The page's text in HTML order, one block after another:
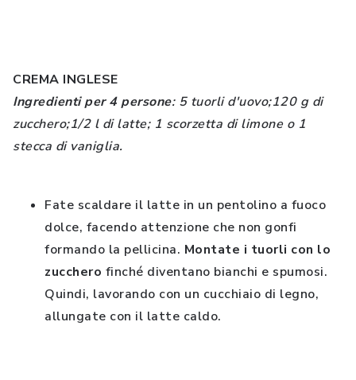
CREMA INGLESE
Ingredienti per 4 persone: 5 tuorli d'uovo;120 g di
zucchero;1/2 l di latte; 1 scorzetta di limone o 1
stecca di vaniglia.
Fate scaldare il latte in un pentolino a fuoco
dolce, facendo attenzione che non gonfi
formando la pellicina. Montate i tuorli con lo
zucchero finché diventano bianchi e spumosi.
Quindi, lavorando con un cucchiaio di legno,
allungate con il latte caldo.